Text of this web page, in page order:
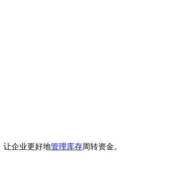
让企业更好地管理库存周转资金。